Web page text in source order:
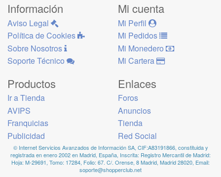
Información
Aviso Legal
Política de Cookies
Sobre Nosotros
Soporte Técnico
Mi cuenta
Mi Perfil
Mi Pedidos
Mi Monedero
Mi Cartera
Productos
Ir a Tienda
AVIPS
Franquicias
Publicidad
Enlaces
Foros
Anuncios
Tienda
Red Social
© Internet Servicios Avanzados de Información SA, CIF:A83191866, constituida y
registrada en enero 2002 en Madrid, España, Inscrita: Registro Mercantil de Madrid:
Hoja: M-29691, Tomo: 17284, Folio: 67. C/. Orense, 8 Madrid, Madrid 28020, Email:
soporte@shopperclub.net